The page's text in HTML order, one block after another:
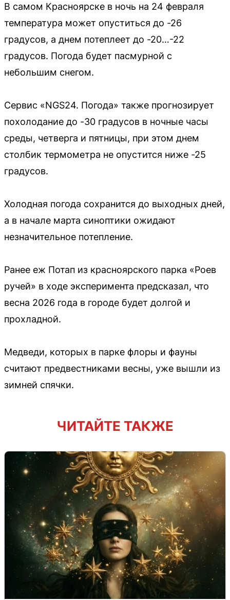
В самом Красноярске в ночь на 24 февраля
температура может опуститься до -26
градусов, а днем потеплеет до -20…-22
градусов. Погода будет пасмурной с
небольшим снегом.
Сервис «NGS24. Погода» также прогнозирует
похолодание до -30 градусов в ночные часы
среды, четверга и пятницы, при этом днем
столбик термометра не опустится ниже -25
градусов.
Холодная погода сохранится до выходных дней,
а в начале марта синоптики ожидают
незначительное потепление.
Ранее еж Потап из красноярского парка «Роев
ручей» в ходе эксперимента предсказал, что
весна 2026 года в городе будет долгой и
прохладной.
Медведи, которых в парке флоры и фауны
считают предвестниками весны, уже вышли из
зимней спячки.
ЧИТАЙТЕ ТАКЖЕ